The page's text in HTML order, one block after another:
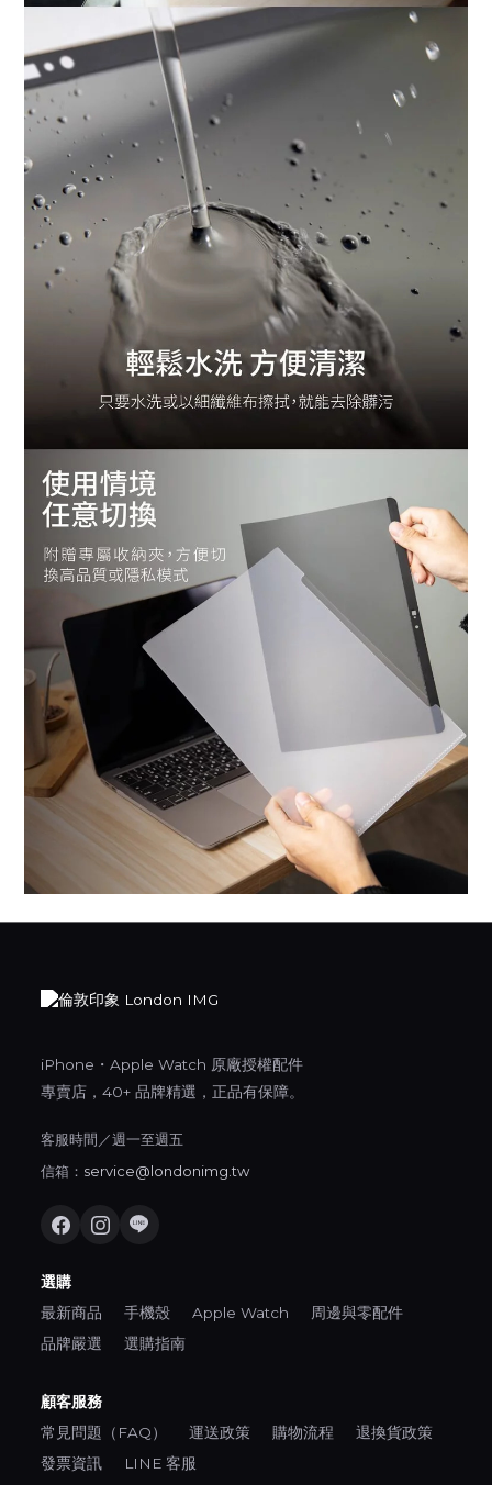
iPhone・Apple Watch 原廠授權配件
專賣店，40+ 品牌精選，正品有保障。
客服時間／週一至週五
信箱： service@londonimg.tw
選購
最新商品 手機殼 Apple Watch
周邊與零配件
品牌嚴選
選購指南
顧客服務
常見問題（FAQ） 運送政策 購物流程
退換貨政策
發票資訊
LINE 客服